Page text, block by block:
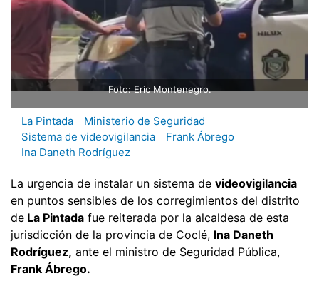
Foto: Eric Montenegro.
La Pintada
Ministerio de Seguridad
Sistema de videovigilancia
Frank Ábrego
Ina Daneth Rodríguez
La urgencia de instalar un sistema de videovigilancia
en puntos sensibles de los corregimientos del distrito
de La Pintada fue reiterada por la alcaldesa de esta
jurisdicción de la provincia de Coclé, Ina Daneth
Rodríguez, ante el ministro de Seguridad Pública,
Frank Ábrego.